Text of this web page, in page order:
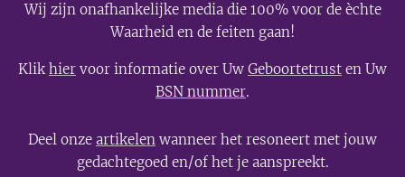
Wij zijn onafhankelijke media die 100% voor de èchte
Waarheid en de feiten gaan!
Klikhier voor informatie over Uw Geboortetrust en Uw
BSN nummer.
Deel onze artikelen wanneer het resoneert met jouw
gedachtegoed en/of het je aanspreekt.